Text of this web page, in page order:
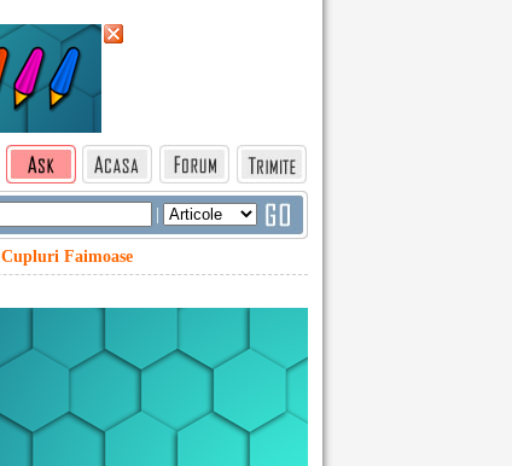
|
Cupluri Faimoase